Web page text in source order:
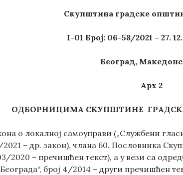
Скупштина градске
I-01 Број: 06-58/2021 – 27.
Београд,
Арх 2
ОДБОРНИЦИМА СКУПШТИНЕ
о локалној самоуправи („Службени
2021 – др. закон), члана 60. Пословника
2020 – пречишћен текст), а у вези са
број 4/2014 – други пречишћен